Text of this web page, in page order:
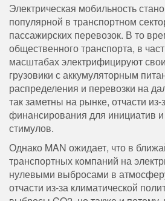
Электрическая мобильность
популярной в транспортном
пассажирских перевозок. В то
общественного транспорта, в
масштабах электрифицируют
грузовики с аккумуляторным
распределения и перевозки на
так заметны на рынке, отчасти из-
финансирования для инициатив
стимулов.
Однако MAN ожидает, что в
транспортных компаний на
нулевыми выбросами в
отчасти из-за климатической